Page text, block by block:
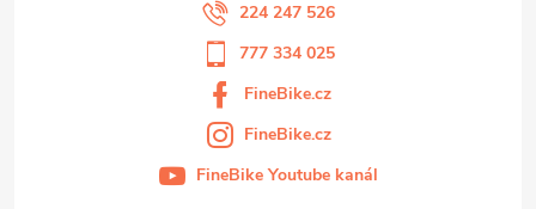
224 247 526
777 334 025
FineBike.cz
FineBike.cz
FineBike Youtube kanál